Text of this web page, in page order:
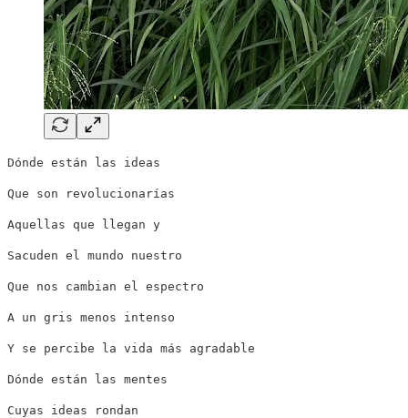
Dónde están las ideas
Que son revolucionarías
Aquellas que llegan y
Sacuden el mundo nuestro
Que nos cambian el espectro
A un gris menos intenso
Y se percibe la vida más agradable
Dónde están las mentes
Cuyas ideas rondan